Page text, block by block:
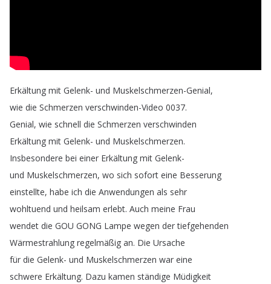
Erkältung mit Gelenk- und Muskelschmerzen-Genial,
wie die Schmerzen verschwinden-Video 0037.
Genial, wie schnell die Schmerzen verschwinden
Erkältung mit Gelenk- und Muskelschmerzen.
Insbesondere bei einer Erkältung mit Gelenk-
und Muskelschmerzen, wo sich sofort eine Besserung
einstellte, habe ich die Anwendungen als sehr
wohltuend und heilsam erlebt. Auch meine Frau
wendet die GOU GONG Lampe wegen der tiefgehenden
Wärmestrahlung regelmäßig an. Die Ursache
für die Gelenk- und Muskelschmerzen war eine
schwere Erkältung. Dazu kamen ständige Müdigkeit